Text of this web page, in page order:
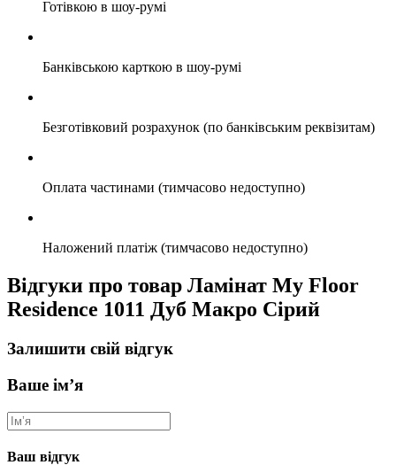
Готівкою в шоу-румі
Банківською карткою в шоу-румі
Безготівковий розрахунок (по банківським реквізитам)
Оплата частинами (тимчасово недоступно)
Наложений платіж (тимчасово недоступно)
Відгуки про товар Ламінат My Floor
Residence 1011 Дуб Макро Сірий
Залишити свій відгук
Ваше ім’я
Ваш відгук